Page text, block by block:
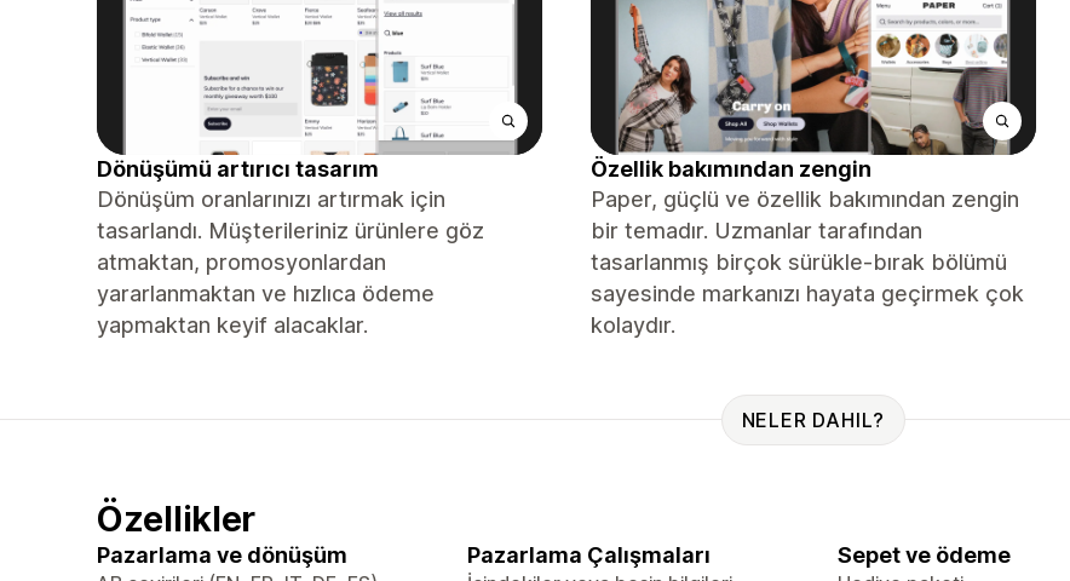
Dönüşümü artırıcı tasarım
Dönüşüm oranlarınızı artırmak için
tasarlandı. Müşterileriniz ürünlere göz
atmaktan, promosyonlardan
yararlanmaktan ve hızlıca ödeme
yapmaktan keyif alacaklar.
Özellik bakımından zengin
Paper, güçlü ve özellik bakımından zengin
bir temadır. Uzmanlar tarafından
tasarlanmış birçok sürükle-bırak bölümü
sayesinde markanızı hayata geçirmek çok
kolaydır.
NELER DAHIL?
Özellikler
Pazarlama ve dönüşüm Pazarlama Çalışmaları Sepet ve ödeme